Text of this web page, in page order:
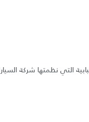
التي نظمتها شركة